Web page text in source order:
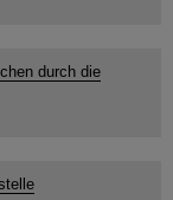
durch die